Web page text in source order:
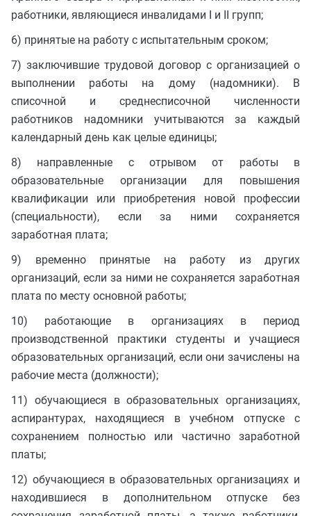
работники, являющиеся инвалидами I и II групп;
6) принятые на работу с испытательным сроком;
7) заключившие трудовой договор с организацией о
выполнении работы на дому (надомники). В
списочной и среднесписочной численности
работников надомники учитываются за каждый
календарный день как целые единицы;
8) направленные с отрывом от работы в
образовательные организации для повышения
квалификации или приобретения новой профессии
(специальности), если за ними сохраняется
заработная плата;
9) временно принятые на работу из других
организаций, если за ними не сохраняется заработная
плата по месту основной работы;
10) работающие в организациях в период
производственной практики студенты и учащиеся
образовательных организаций, если они зачислены на
рабочие места (должности);
11) обучающиеся в образовательных организациях,
аспирантурах, находящиеся в учебном отпуске с
сохранением полностью или частично заработной
платы;
12) обучающиеся в образовательных организациях и
находившиеся в дополнительном отпуске без